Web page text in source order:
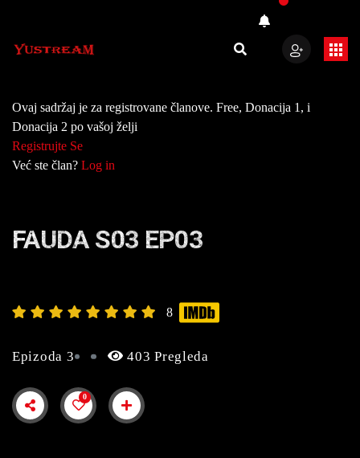
Ovaj sadržaj je za registrovane članove. Free, Donacija 1, i
Donacija 2 po vašoj želji
Registrujte Se
Već ste član? Log in
FAUDA S03 EP03
8
Epizoda 3 403 Pregleda
0